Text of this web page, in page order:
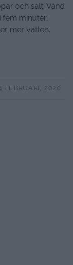
och salt. Vänd
fem minuter,
mer vatten.
FEBRUARI, 2020